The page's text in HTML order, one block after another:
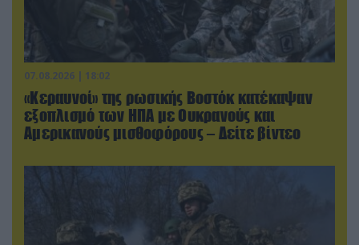
07.08.2026 | 18:02
«Κεραυνοί» της ρωσικής Βοστόκ κατέκαψαν
εξοπλισμό των ΗΠΑ με Ουκρανούς και
Αμερικανούς μισθοφόρους – Δείτε βίντεο